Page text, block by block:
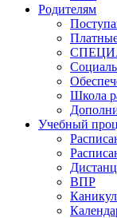
Родителям
Школа
Учебный
ВПР